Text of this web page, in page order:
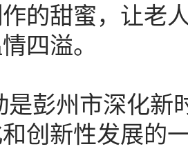
的甜蜜，让老
四溢。
是彭州市深化新
创新性发展的